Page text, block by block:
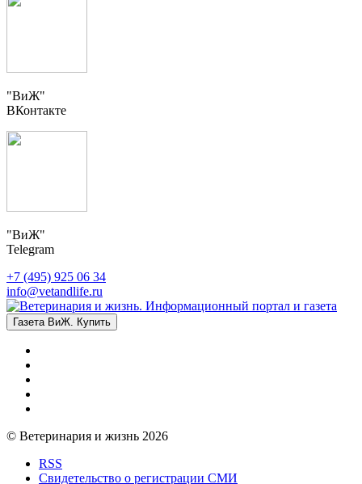
"ВиЖ"
ВКонтакте
"ВиЖ"
Telegram
+7 (495) 925 06 34
info@vetandlife.ru
Газета ВиЖ. Купить
© Ветеринария и жизнь 2026
RSS
Свидетельство о регистрации СМИ